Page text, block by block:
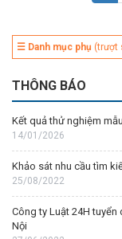
☰ Danh mục phụ (trượt
THÔNG BÁO
Kết quả thử nghiệm
14/01/2026
Khảo sát nhu cầu tìm
25/08/2022
Công ty Luật 24H tuyển
Nội